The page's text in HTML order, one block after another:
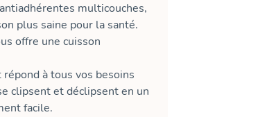
multicouches,
plus saine pour la santé.
offre une cuisson
à tous vos besoins
clipsent et déclipsent en un
facile.